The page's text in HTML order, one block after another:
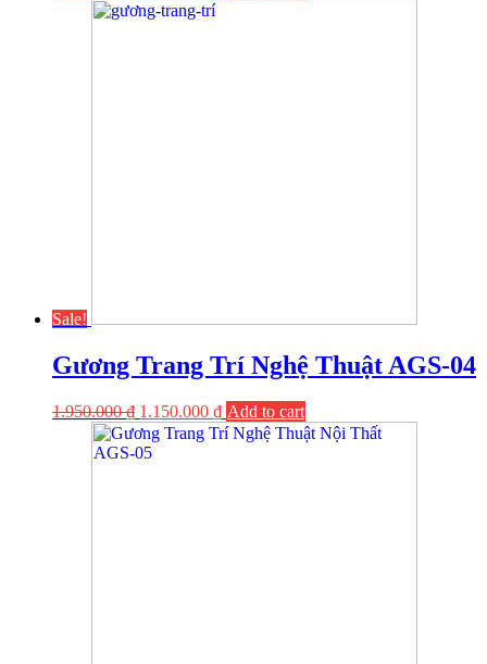
Sale!
Gương Trang Trí Nghệ Thuật AGS-04
1.950.000₫ 1.150.000 ₫ Add to cart